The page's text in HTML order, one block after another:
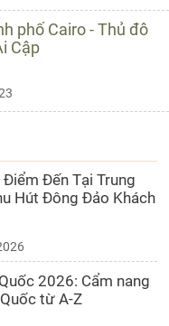
phố Cairo - Thủ đô
Cập
Điểm Đến Tại Trung
Hút Đông Đảo Khách
2026: Cẩm nang
từ A-Z